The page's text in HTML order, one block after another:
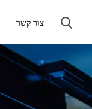
צור קשר